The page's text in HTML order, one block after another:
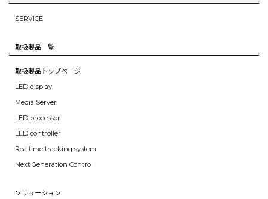
SERVICE
取扱製品一覧
取扱製品トップページ
LED display
Media Server
LED processor
LED controller
Realtime tracking system
Next Generation Control
ソリューション